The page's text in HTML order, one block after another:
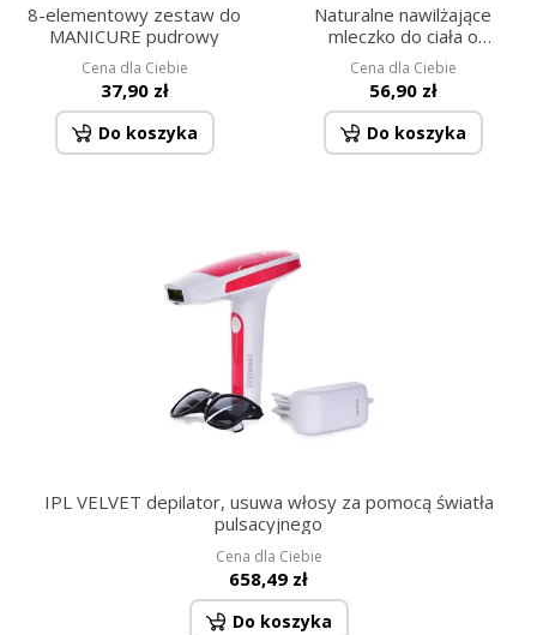
8-elementowy zestaw do
MANICURE pudrowy
Cena dla Ciebie
37,90 zł
Do koszyka
Naturalne nawilżające
mleczko do ciała o
ekskluzywnym zapachu,
MAGNOLIA WOOD 320 ml
Cena dla Ciebie
56,90 zł
Do koszyka
IPL VELVET depilator, usuwa włosy za pomocą światła
pulsacyjnego
Cena dla Ciebie
658,49 zł
Do koszyka